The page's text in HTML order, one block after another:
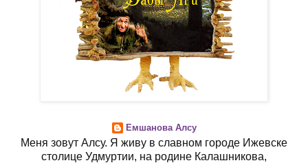
Емшанова Алсу
Меня зовут Алсу. Я живу в славном городе Ижевске
столице Удмуртии, на родине Калашникова,